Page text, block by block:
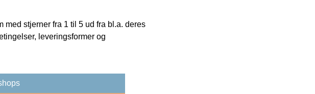
stjerner fra 1 til 5 ud fra bl.a. deres
leveringsformer og